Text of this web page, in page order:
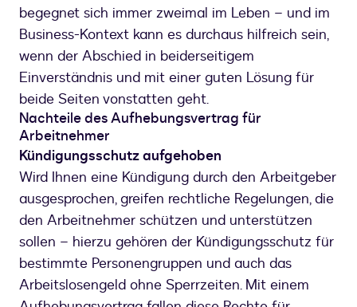
begegnet sich immer zweimal im Leben – und im
Business-Kontext kann es durchaus hilfreich sein,
wenn der Abschied in beiderseitigem
Einverständnis und mit einer guten Lösung für
beide Seiten vonstatten geht.
Nachteile des Aufhebungsvertrag für
Arbeitnehmer
Kündigungsschutz aufgehoben
Wird Ihnen eine Kündigung durch den Arbeitgeber
ausgesprochen, greifen rechtliche Regelungen, die
den Arbeitnehmer schützen und unterstützen
sollen – hierzu gehören der Kündigungsschutz für
bestimmte Personengruppen und auch das
Arbeitslosengeld ohne Sperrzeiten. Mit einem